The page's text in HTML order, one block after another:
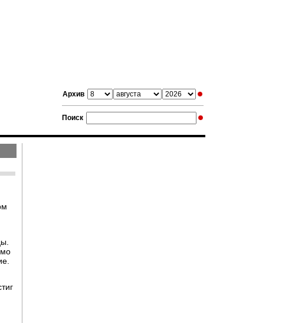
Архив
Поиск